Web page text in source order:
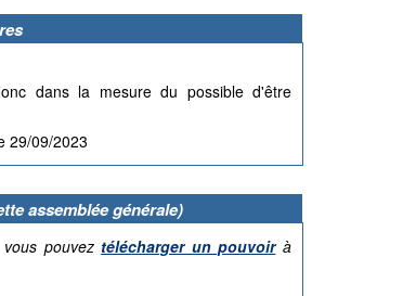
dans la mesure du possible d'être
29/09/2023
assemblée générale)
pouvez télécharger un pouvoirà